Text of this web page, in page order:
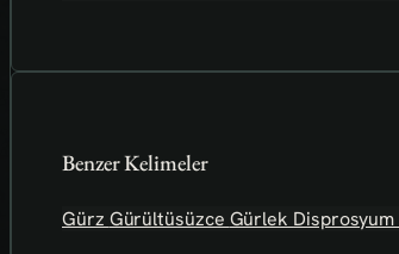
Benzer Kelimeler
Gürz Gürültüsüzce Gürlek Disprosyum